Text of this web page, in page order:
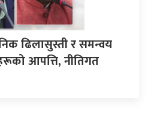
ढिलासुस्ती र समन्वय
आपत्ति, नीतिगत